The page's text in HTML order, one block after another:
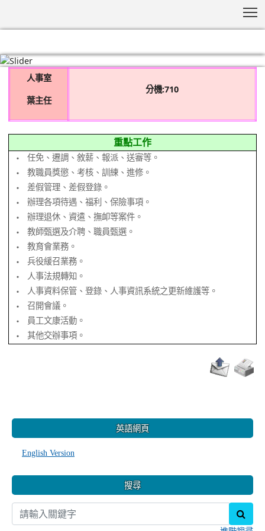
人事室
葉主任
分機:710
重點工作
‧
任免、遷調、敘薪、報派、送審等。
‧ 教職員獎懲、考核、訓練、進修。
‧ 差假管理、差假登錄。
‧ 辦理各項待遇、福利、保險事項。
‧ 辦理退休、資遣、撫卹等案件。
‧ 教師甄選及介聘、職員甄選。
‧ 教育會業務。
‧ 兵役緩召業務。
‧ 人事法規轉知。
‧ 人事資料保管、登錄、人事資訊系統之更新維護等。
‧ 召開會議。
‧ 員工文康活動。
‧ 其他交辦事項。
英語網頁
English Version
搜尋